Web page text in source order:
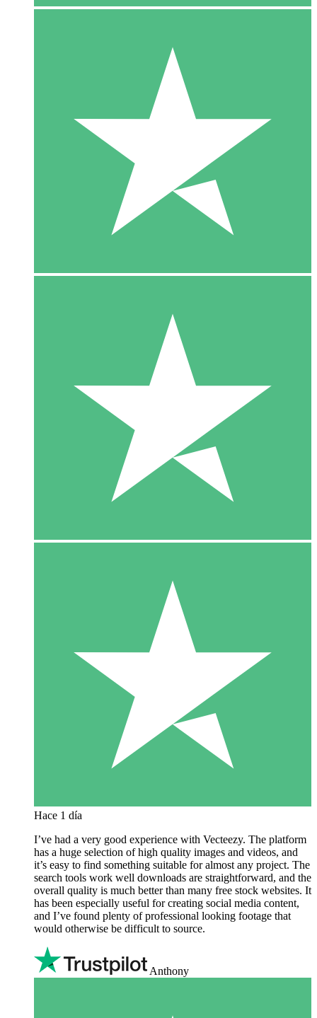
Hace 1 día
I’ve had a very good experience with Vecteezy. The platform
has a huge selection of high quality images and videos, and
it’s easy to find something suitable for almost any project. The
search tools work well downloads are straightforward, and the
overall quality is much better than many free stock websites. It
has been especially useful for creating social media content,
and I’ve found plenty of professional looking footage that
would otherwise be difficult to source.
Anthony